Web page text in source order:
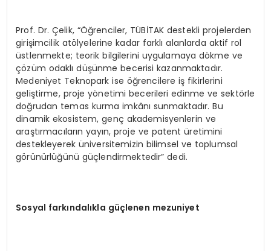
Prof. Dr. Çelik, “Öğrenciler, TÜBİTAK destekli projelerden
girişimcilik atölyelerine kadar farklı alanlarda aktif rol
üstlenmekte; teorik bilgilerini uygulamaya dökme ve
çözüm odaklı düşünme becerisi kazanmaktadır.
Medeniyet Teknopark ise öğrencilere iş fikirlerini
geliştirme, proje yönetimi becerileri edinme ve sektörle
doğrudan temas kurma imkânı sunmaktadır. Bu
dinamik ekosistem, genç akademisyenlerin ve
araştırmacıların yayın, proje ve patent üretimini
destekleyerek üniversitemizin bilimsel ve toplumsal
görünürlüğünü güçlendirmektedir” dedi.
Sosyal farkındalıkla güçlenen mezuniyet